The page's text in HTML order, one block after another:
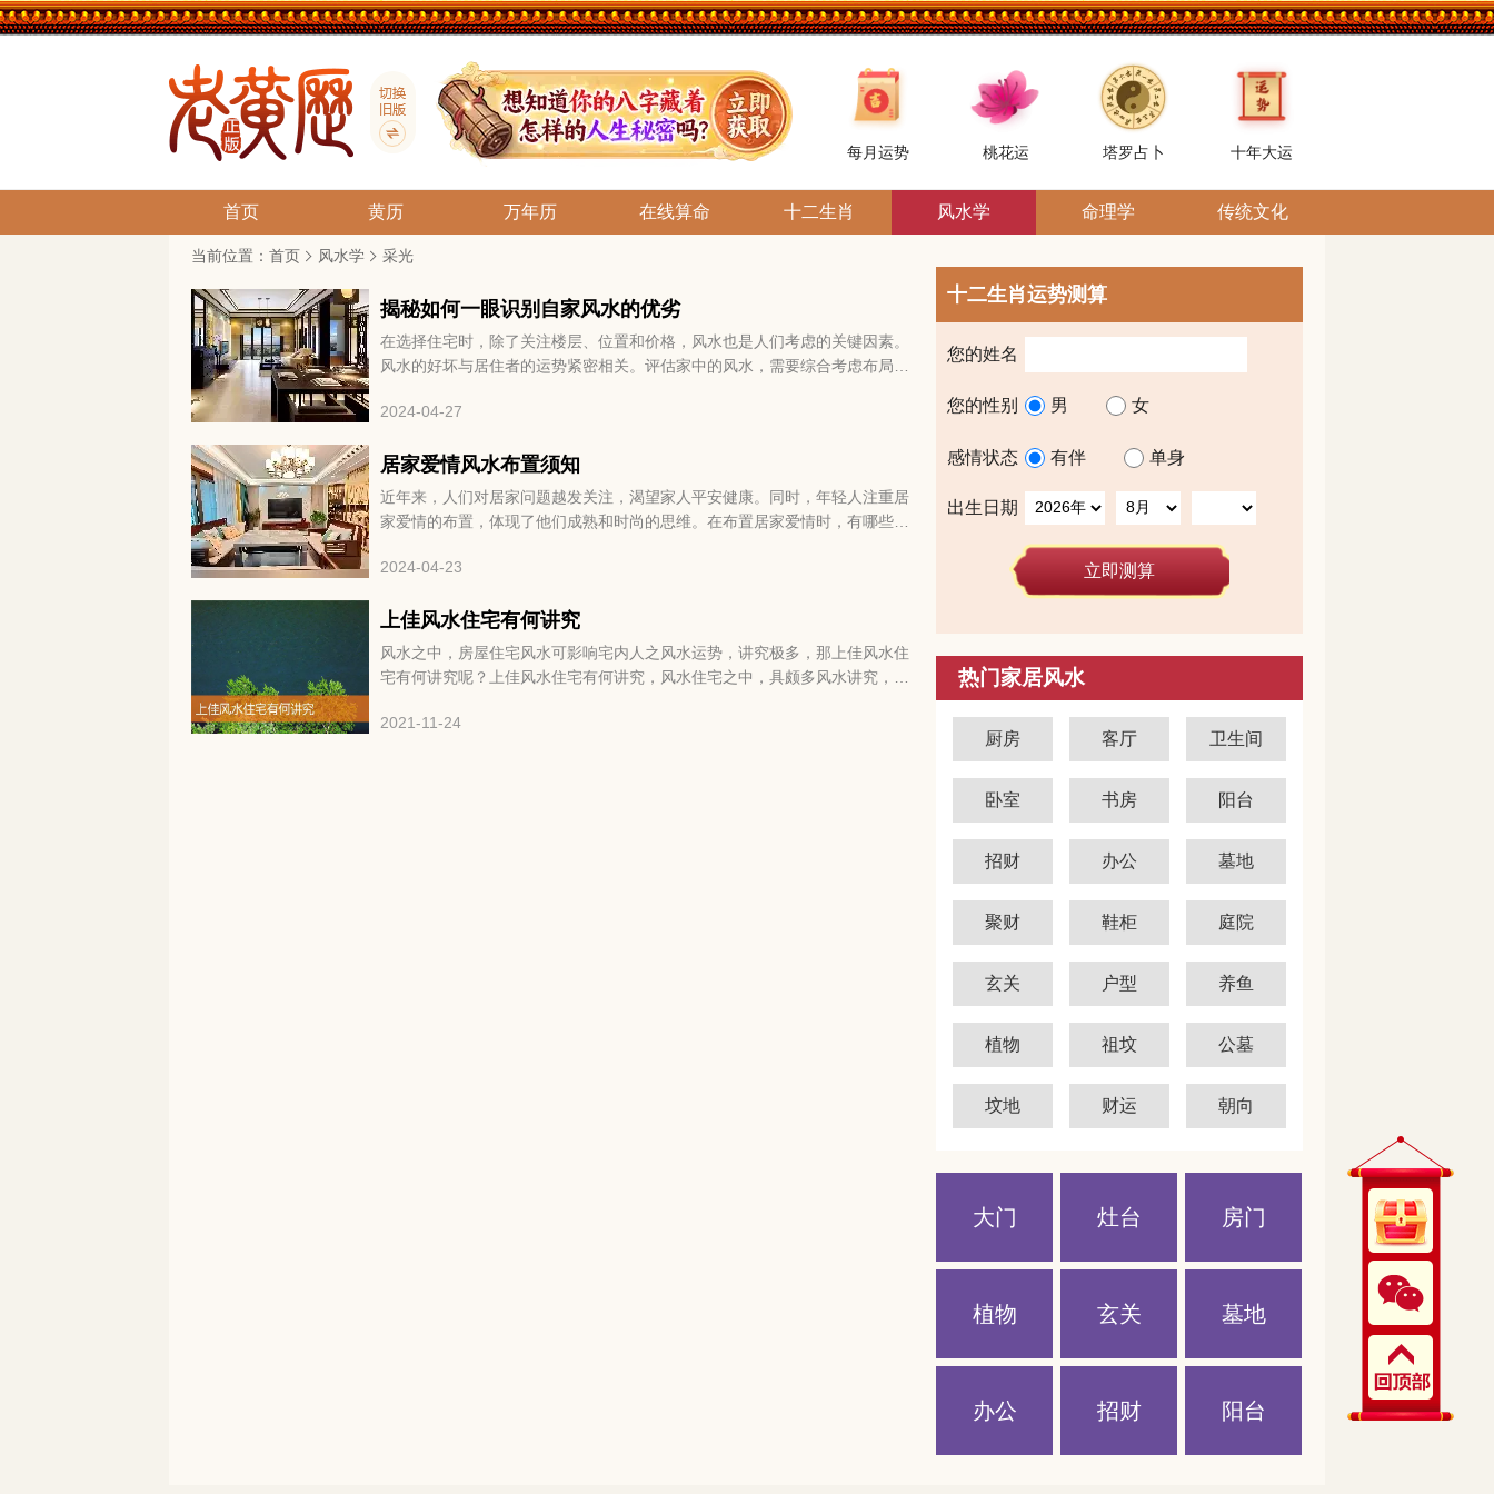
每月运势 桃花运 塔罗占卜 十年大运
首页 黄历 万年历 在线算命 十二生肖 风水学 命理学 传统文化
当前位置： 首页 风水学 采光
揭秘如何一眼识别自家风水的优劣
在选择住宅时，除了关注楼层、位置和价格，风水也是人们考虑的关键因素。
风水的好坏与居住者的运势紧密相关。评估家中的风水，需要综合考虑布局、
住者的整体福祉和运势，下面教你如何快速判断自家风水好坏。
2024-04-27
居家爱情风水布置须知
近年来，人们对居家问题越发关注，渴望家人平安健康。同时，年轻人注重居
家爱情的布置，体现了他们成熟和时尚的思维。在布置居家爱情时，有哪些问
2024-04-23
上佳风水住宅有何讲究
风水之中，房屋住宅风水可影响宅内人之风水运势，讲究极多，那上佳风水住
宅有何讲究呢？上佳风水住宅有何讲究，风水住宅之中，具颇多风水讲究，房
2021-11-24
十二生肖运势测算
您的姓名
您的性别 男 女
感情状态 有伴 单身
出生日期
立即测算
热门家居风水
厨房 客厅 卫生间
卧室 书房 阳台
招财 办公 墓地
聚财 鞋柜 庭院
玄关 户型 养鱼
植物 祖坟 公墓
坟地 财运 朝向
大门 灶台 房门
植物 玄关 墓地
办公 招财 阳台